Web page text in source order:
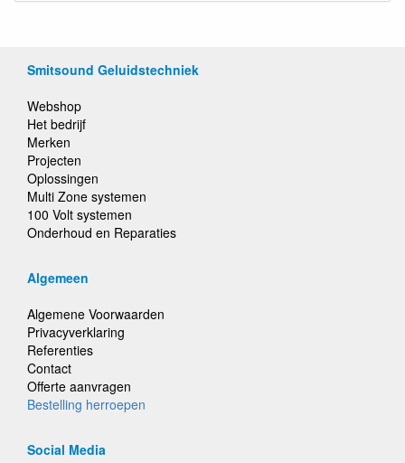
Smitsound Geluidstechniek
Webshop
Het bedrijf
Merken
Projecten
Oplossingen
Multi Zone systemen
100 Volt systemen
Onderhoud en Reparaties
Algemeen
Algemene Voorwaarden
Privacyverklaring
Referenties
Contact
Offerte aanvragen
Bestelling herroepen
Social Media